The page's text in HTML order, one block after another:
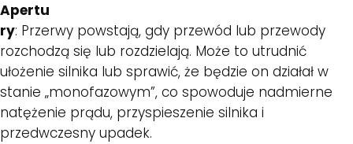
Apertu
ry: Przerwy powstają, gdy przewód lub przewody
rozchodzą się lub rozdzielają. Może to utrudnić
ułożenie silnika lub sprawić, że będzie on działał w
stanie „monofazowym”, co spowoduje nadmierne
natężenie prądu, przyspieszenie silnika i
przedwczesny upadek.